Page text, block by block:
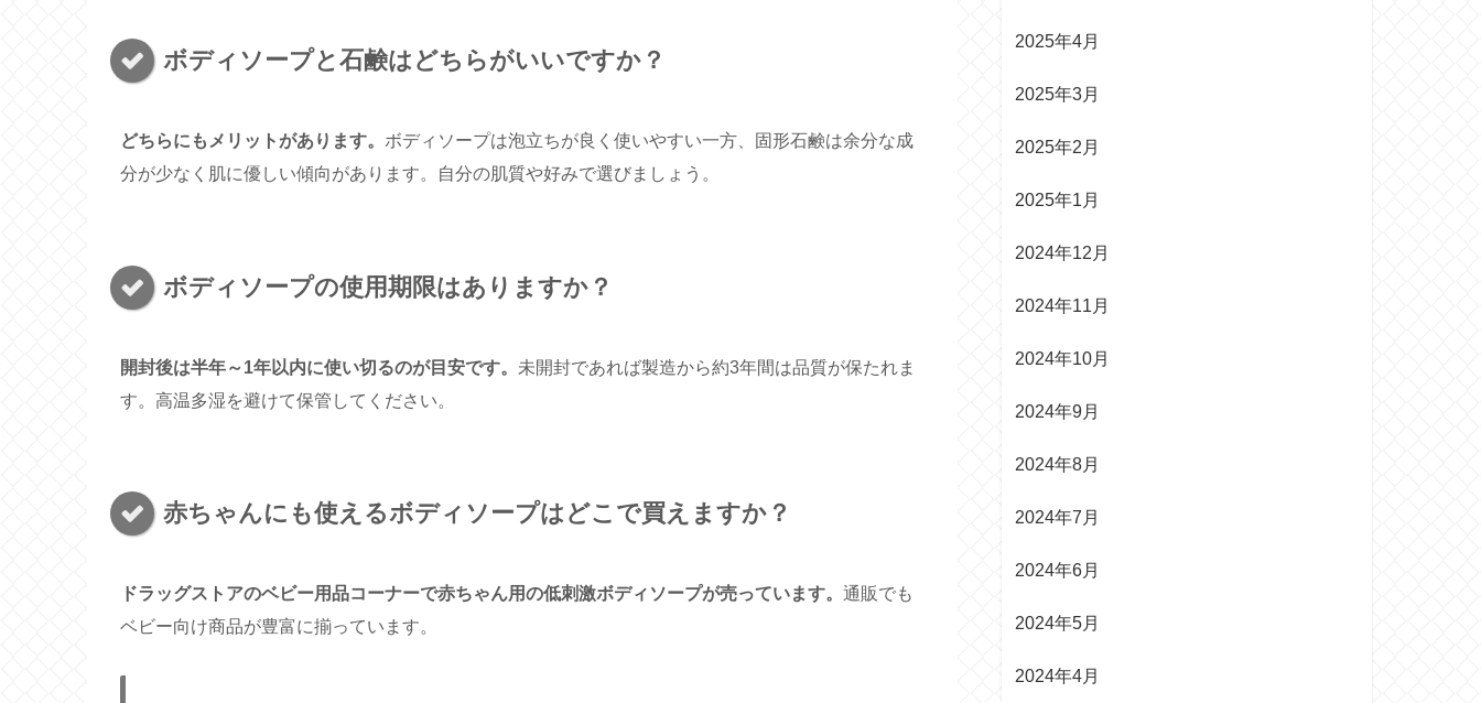
ボディソープと石鹸はどちらがいいですか？
どちらにもメリットがあります。 ボディソープは泡立ちが良く使いやすい一方、固形石鹸は余分な成
分が少なく肌に優しい傾向があります。自分の肌質や好みで選びましょう。
ボディソープの使用期限はありますか？
開封後は半年～1年以内に使い切るのが目安です。 未開封であれば製造から約3年間は品質が保たれま
す。高温多湿を避けて保管してください。
赤ちゃんにも使えるボディソープはどこで買えますか？
ドラッグストアのベビー用品コーナーで赤ちゃん用の低刺激ボディソープが売っています。 通販でも
ベビー向け商品が豊富に揃っています。
2025年4月
2025年3月
2025年2月
2025年1月
2024年12月
2024年11月
2024年10月
2024年9月
2024年8月
2024年7月
2024年6月
2024年5月
2024年4月